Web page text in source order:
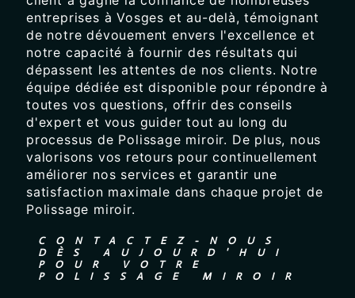
entreprises à Vosges et au-delà, témoignant
de notre dévouement envers l'excellence et
notre capacité à fournir des résultats qui
dépassent les attentes de nos clients. Notre
équipe dédiée est disponible pour répondre à
toutes vos questions, offrir des conseils
d'expert et vous guider tout au long du
processus de Polissage miroir. De plus, nous
valorisons vos retours pour continuellement
améliorer nos services et garantir une
satisfaction maximale dans chaque projet de
Polissage miroir.
CONTACTEZ-NOUS
DÈS AUJOURD'HUI
POUR VOTRE
POLISSAGE MIROIR